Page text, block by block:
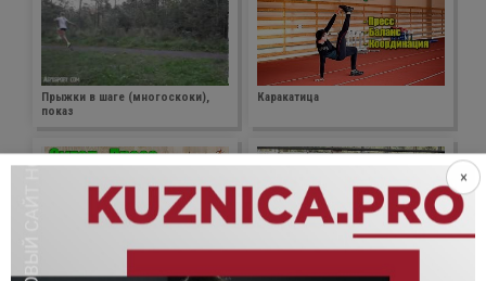
Прыжки в шаге (многоскоки),
показ
Каракатица
×